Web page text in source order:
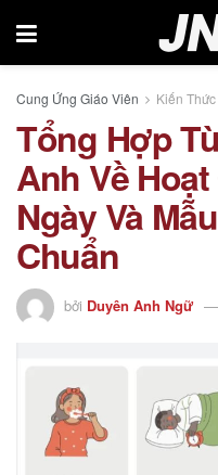
Cung Ứng Giáo Viên Kiến
Tổng Hợp
Anh Về
Ngày Và
Chuẩn
bởi Duyên Anh Ngữ